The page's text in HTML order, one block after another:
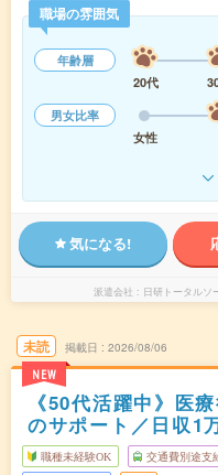
職場の雰囲気
年齢層
20代
男女比率
女性
気になる!
派遣会社 日研トータル
未読
NEW
掲載日 2026/08/06
《50代活躍中》医
のサポート／日収1
職種未経験OK 交通費別途支